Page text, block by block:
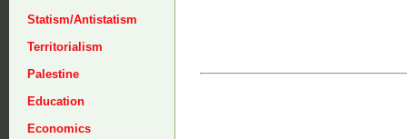
Statism/Antistatism
Territorialism
Palestine
Education
Economics